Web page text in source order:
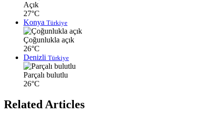
Açık
27°C
Konya Türkiye
Çoğunlukla açık
26°C
Denizli Türkiye
Parçalı bulutlu
26°C
Related Articles